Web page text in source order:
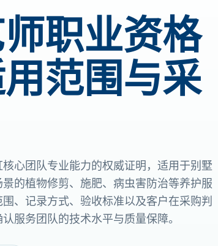
职业资格
范围与采
心团队专业能力的权威证明，适用于别墅
的植物修剪、施肥、病虫害防治等养护服
、记录方式、验收标准以及客户在采购判
服务团队的技术水平与质量保障。